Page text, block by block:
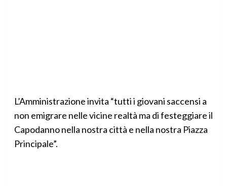
L’Amministrazione invita “tutti i giovani saccensi a
non emigrare nelle vicine realtà ma di festeggiare il
Capodanno nella nostra città e nella nostra Piazza
Principale”.